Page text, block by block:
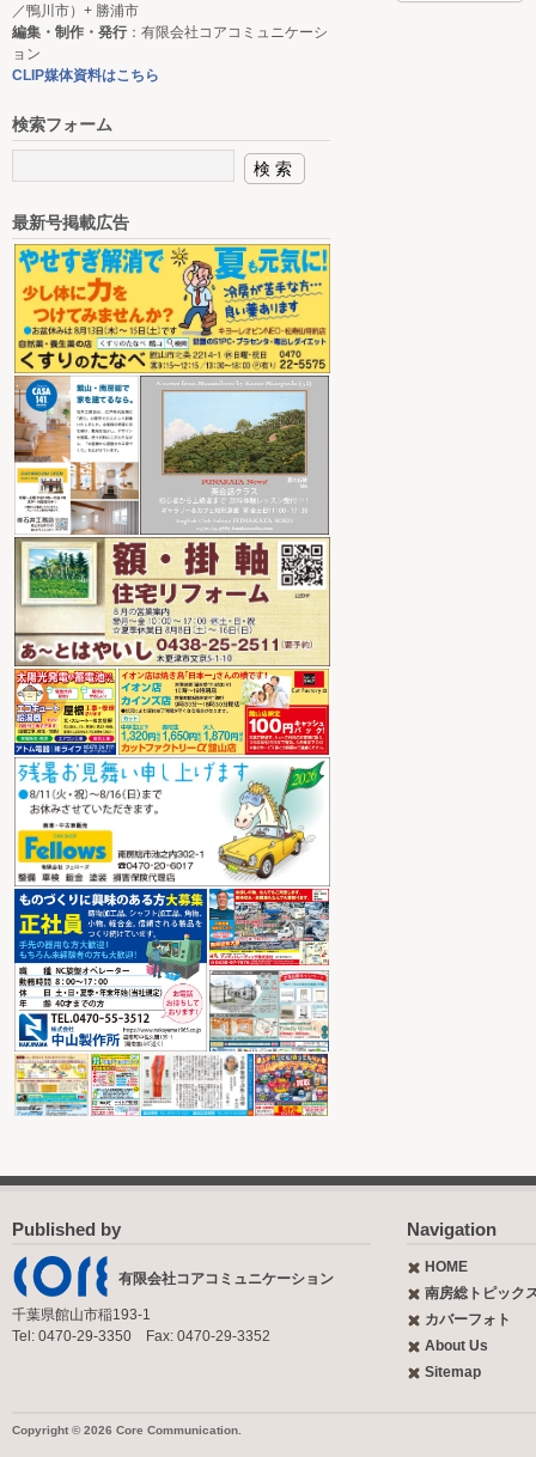
／鴨川市）+ 勝浦市
編集・制作・発行：有限会社コアコミュニケーシ
ョン
CLIP媒体資料はこちら
検索フォーム
最新号掲載広告
Published by
有限会社コアコミュニケーション
千葉県館山市稲193-1
Tel: 0470-29-3350 Fax: 0470-29-3352
Navigation
HOME
南房総トピック
カバーフォト
About Us
Sitemap
Copyright © 2026 Core Communication.